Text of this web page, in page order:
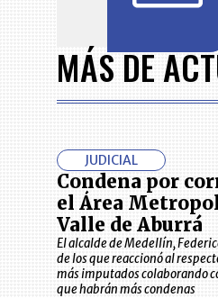
MÁS DE
JUDICIAL
Condena por
el Área
Valle de Aburrá
El alcalde de Medellín,
de los que reaccionó al
más imputados colaborando
que habrán más condenas